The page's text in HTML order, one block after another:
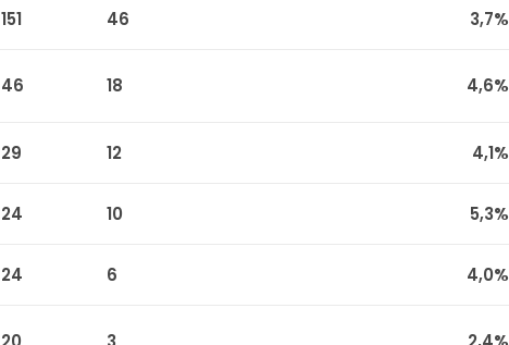
151 46 3,7%
46 18 4,6%
29 12 4,1%
24 10 5,3%
24 6 4,0%